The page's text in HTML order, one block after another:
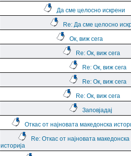
Да сме целосно искрени
Re: Да сме целосно
Ок, виж сега
Re: Ок, виж сега
Re: Ок, виж сега
Re: Ок, виж сега
Re: Ок, виж сега
Заповјадај
Откас от најновата македонска
Re: Откас от најновата македонска
историја